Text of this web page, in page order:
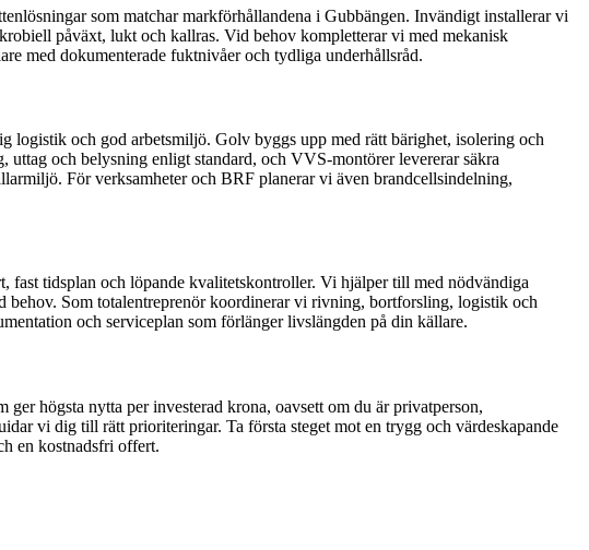
som matchar markförhållandena i Gubbängen. Invändigt installerar vi
påväxt, lukt och kallras. Vid behov kompletterar vi med mekanisk
med dokumenterade fuktnivåer och tydliga underhållsråd.
och god arbetsmiljö. Golv byggs upp med rätt bärighet, isolering och
och belysning enligt standard, och VVS-montörer levererar säkra
För verksamheter och BRF planerar vi även brandcellsindelning,
fast tidsplan och löpande kvalitetskontroller. Vi hjälper till med nödvändiga
Som totalentreprenör koordinerar vi rivning, bortforsling, logistik och
och serviceplan som förlänger livslängden på din källare.
högsta nytta per investerad krona, oavsett om du är privatperson,
vi dig till rätt prioriteringar. Ta första steget mot en trygg och värdeskapande
en kostnadsfri offert.